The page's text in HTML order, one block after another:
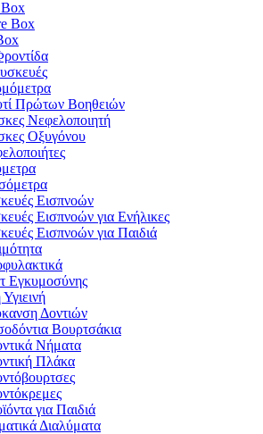
Box
Πρώτων Βοηθειών
Νεφελοποιητή
Οξυγόνου
Εισπνοών
Εισπνοών για Ενήλικες
Εισπνοών για Παιδιά
Εγκυμοσύνης
Δοντιών
Βουρτσάκια
Νήματα
Πλάκα
για Παιδιά
Διαλύματα